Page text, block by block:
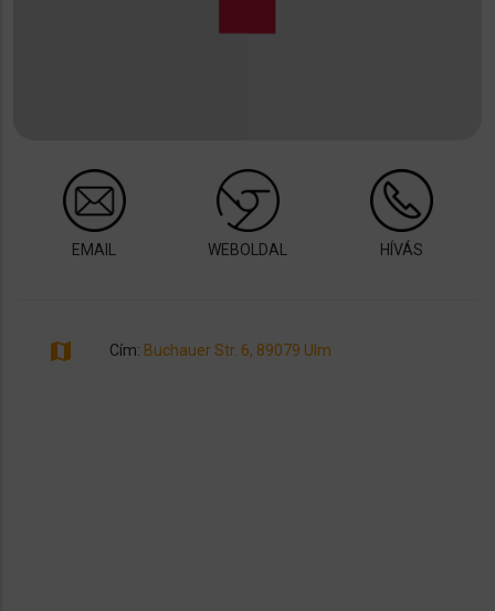
EMAIL WEBOLDAL HÍVÁS
map Cím: Buchauer Str. 6, 89079 Ulm